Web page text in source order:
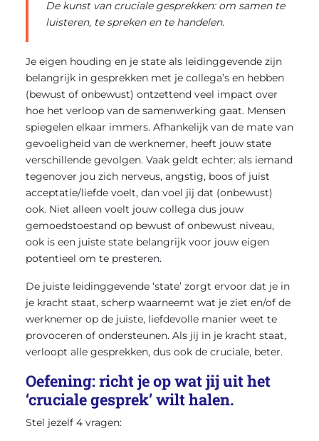
De kunst van cruciale gesprekken: om samen te
luisteren, te spreken en te handelen.
Je eigen houding en je state als leidinggevende zijn
belangrijk in gesprekken met je collega’s en hebben
(bewust of onbewust) ontzettend veel impact over
hoe het verloop van de samenwerking gaat. Mensen
spiegelen elkaar immers. Afhankelijk van de mate van
gevoeligheid van de werknemer, heeft jouw state
verschillende gevolgen. Vaak geldt echter: als iemand
tegenover jou zich nerveus, angstig, boos of juist
acceptatie/liefde voelt, dan voel jij dat (onbewust)
ook. Niet alleen voelt jouw collega dus jouw
gemoedstoestand op bewust of onbewust niveau,
ook is een juiste state belangrijk voor jouw eigen
potentieel om te presteren.
De juiste leidinggevende ‘state’ zorgt ervoor dat je in
je kracht staat, scherp waarneemt wat je ziet en/of de
werknemer op de juiste, liefdevolle manier weet te
provoceren of ondersteunen. Als jij in je kracht staat,
verloopt alle gesprekken, dus ook de cruciale, beter.
Oefening: richt je op wat jij uit het
‘cruciale gesprek’ wilt halen.
Stel jezelf 4 vragen: